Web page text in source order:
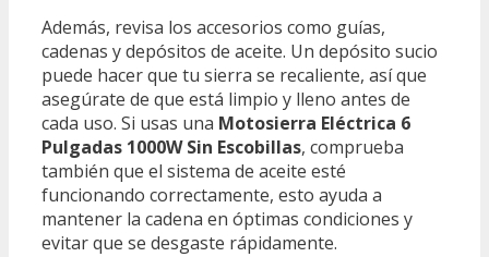
Además, revisa los accesorios como guías,
cadenas y depósitos de aceite. Un depósito sucio
puede hacer que tu sierra se recaliente, así que
asegúrate de que está limpio y lleno antes de
cada uso. Si usas una Motosierra Eléctrica 6
Pulgadas 1000W Sin Escobillas, comprueba
también que el sistema de aceite esté
funcionando correctamente, esto ayuda a
mantener la cadena en óptimas condiciones y
evitar que se desgaste rápidamente.